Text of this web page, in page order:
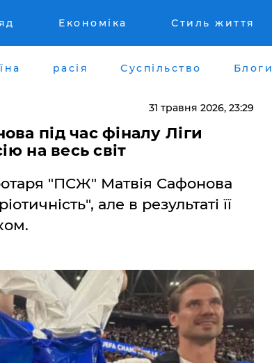
Економіка Стиль життя
расія Суспільство Блоги
31 травня 2026, 23:29
під час фіналу Ліги
на весь світ
"ПСЖ" Матвія Сафонова
але в результаті її